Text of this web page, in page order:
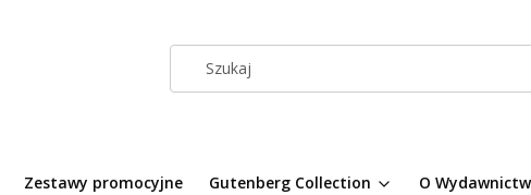
Zestawy promocyjne Gutenberg Collection O